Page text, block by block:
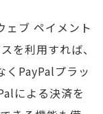
ェブ ペイメント
を利用すれば、
くPayPalプラッ
による決済を